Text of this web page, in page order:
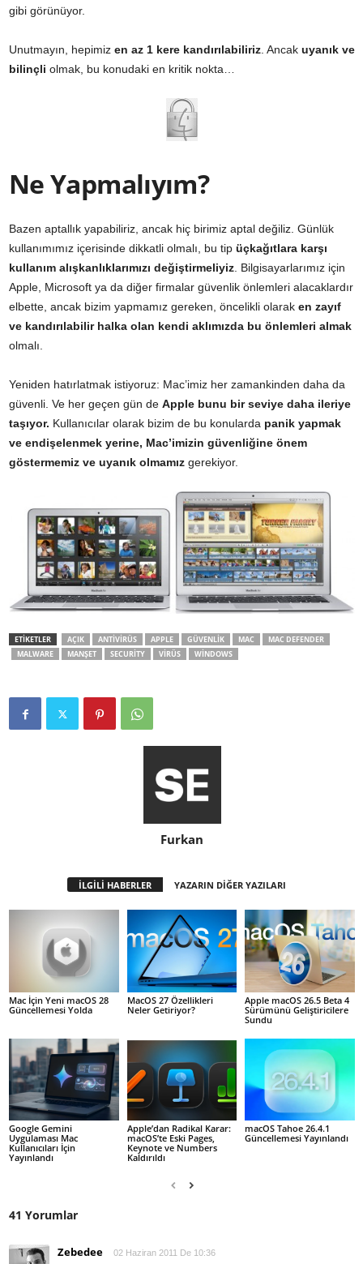
gibi görünüyor.
Unutmayın, hepimiz en az 1 kere kandırılabiliriz. Ancak uyanık ve
bilinçli olmak, bu konudaki en kritik nokta…
Ne Yapmalıyım?
Bazen aptallık yapabiliriz, ancak hiç birimiz aptal değiliz. Günlük
kullanımımız içerisinde dikkatli olmalı, bu tip üçkağıtlara karşı
kullanım alışkanlıklarımızı değiştirmeliyiz. Bilgisayarlarımız için
Apple, Microsoft ya da diğer firmalar güvenlik önlemleri alacaklardır
elbette, ancak bizim yapmamız gereken, öncelikli olarak en zayıf
ve kandırılabilir halka olan kendi aklımızda bu önlemleri almak
olmalı.
Yeniden hatırlatmak istiyoruz: Mac’imiz her zamankinden daha da
güvenli. Ve her geçen gün de Apple bunu bir seviye daha ileriye
taşıyor. Kullanıcılar olarak bizim de bu konularda panik yapmak
ve endişelenmek yerine, Mac’imizin güvenliğine önem
göstermemiz ve uyanık olmamız gerekiyor.
ETİKETLER AÇIK ANTIVIRÜS APPLE GÜVENLIK MAC
MAC DEFENDER
MALWARE
MANŞET SECURITY VIRÜS WINDOWS
Furkan
İLGİLİ HABERLER YAZARIN DİĞER YAZILARI
Mac İçin Yeni macOS 28
Güncellemesi Yolda
MacOS 27 Özellikleri
Neler Getiriyor?
Apple macOS 26.5 Beta 4
Sürümünü Geliştiricilere
Sundu
Google Gemini
Uygulaması Mac
Kullanıcıları İçin
Yayınlandı
Apple’dan Radikal Karar:
macOS’te Eski Pages,
Keynote ve Numbers
Kaldırıldı
macOS Tahoe 26.4.1
Güncellemesi Yayınlandı
41 Yorumlar
Zebedee 02 Haziran 2011 De 10:36